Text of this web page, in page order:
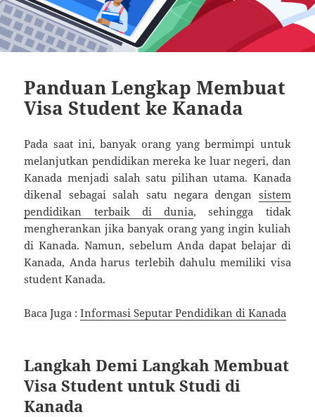
Panduan Lengkap Membuat
Visa Student ke Kanada
Pada saat ini, banyak orang yang bermimpi untuk
melanjutkan pendidikan mereka ke luar negeri, dan
Kanada menjadi salah satu pilihan utama. Kanada
dikenal sebagai salah satu negara dengan sistem
pendidikan terbaik di dunia, sehingga tidak
mengherankan jika banyak orang yang ingin kuliah
di Kanada. Namun, sebelum Anda dapat belajar di
Kanada, Anda harus terlebih dahulu memiliki visa
student Kanada.
Baca Juga :Informasi Seputar Pendidikan di Kanada
Langkah Demi Langkah Membuat
Visa Student untuk Studi di
Kanada